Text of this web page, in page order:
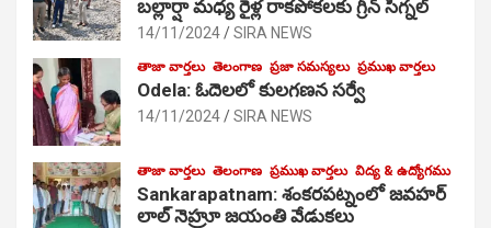
బల్లార్షా మధ్య రైళ్ల రాకపోకలకు గ్రీన్ సిగ్నల్
14/11/2024 SIRA NEWS
తాజా వార్తలు తెలంగాణ ప్రజా సమస్యలు ప్రముఖ వార్తలు
Odela: ఓదెలలో కులగణన సర్వే
14/11/2024 SIRA NEWS
తాజా వార్తలు తెలంగాణ ప్రముఖ వార్తలు విద్య & ఉద్యోగము
Sankarapatnam: శంకరపట్నంలో జవహర్
లాల్ నెహ్రూ జయంతి వేడుకలు